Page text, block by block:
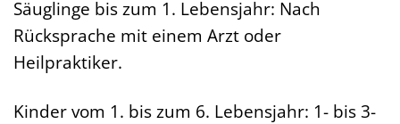
Säuglinge bis zum 1. Lebensjahr: Nach
Rücksprache mit einem Arzt oder
Heilpraktiker.
Kinder vom 1. bis zum 6. Lebensjahr: 1- bis 3-